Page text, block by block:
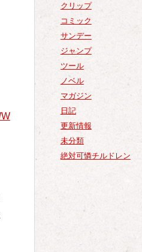
クリップ
コミック
サンデー
ジャンプ
ツール
ノベル
マガジン
日記
更新情報
未分類
絶対可憐チルドレン